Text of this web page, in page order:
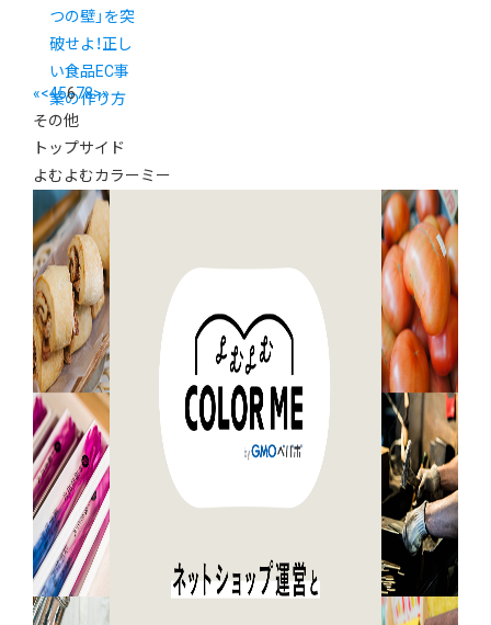
つの壁」を突
破せよ！正し
い食品EC事
業の作り方
«<45678>»
その他
トップサイド
よむよむカラーミー